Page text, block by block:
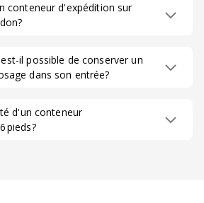
conteneur d'expédition sur
il possible de conserver un
dans son entrée?
d'un conteneur
pieds?